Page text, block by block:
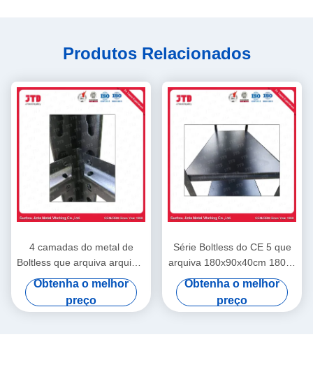
Produtos Relacionados
4 camadas do metal de
Boltless que arquiva arquivar
do aço da cremalheira do
Obtenha o melhor
preço
Série Boltless do CE 5 que
arquiva 180x90x40cm 180kg
pela camada na garagem
Obtenha o melhor
preço